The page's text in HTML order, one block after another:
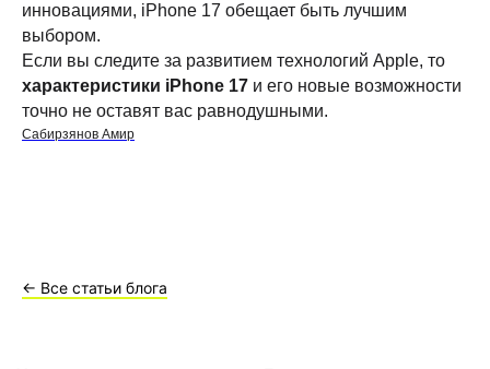
инновациями, iPhone 17 обещает быть лучшим
выбором.
Если вы следите за развитием технологий Apple, то
характеристики iPhone 17 и его новые возможности
точно не оставят вас равнодушными.
Сабирзянов Амир
← Все статьи блога